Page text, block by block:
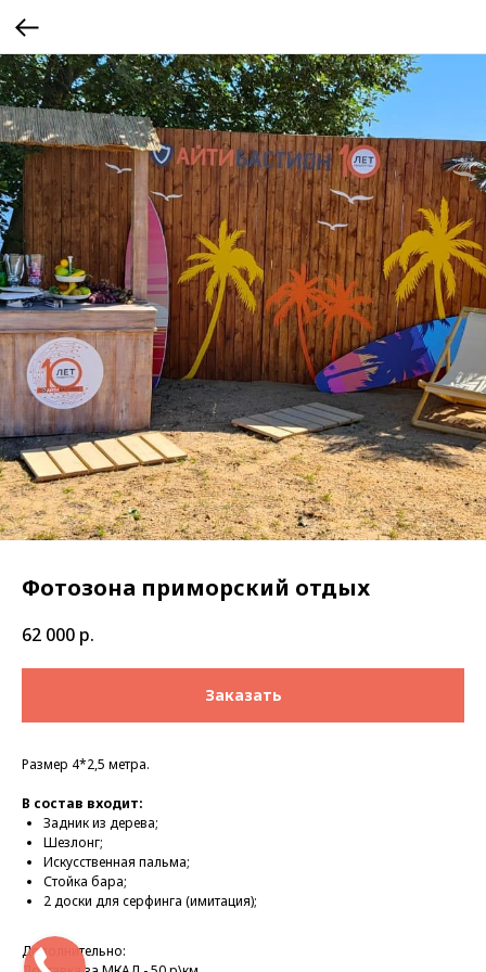
Фотозона приморский отдых
62 000 р.
Заказать
Размер 4*2,5 метра.
В состав входит:
Задник из дерева;
Шезлонг;
Искусственная пальма;
Стойка бара;
2 доски для серфинга (имитация);
Дополнительно: